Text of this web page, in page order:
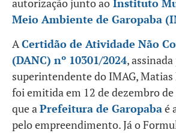
autorização junto ao Instituto
Meio Ambiente de Garopaba
ACertidão de Atividade Não
(DANC) nº 10301/2024,
superintendente do IMAG, Matias
foi emitida em 12 de dezembro de
que aPrefeitura de Garopabaé
pelo empreendimento​. Já o